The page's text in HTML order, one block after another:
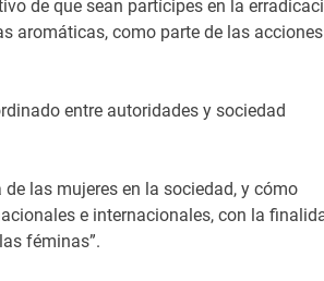
de que sean partícipes en la
aromáticas, como parte de las acciones
entre autoridades y sociedad
las mujeres en la sociedad, y cómo
e internacionales, con la
féminas”.